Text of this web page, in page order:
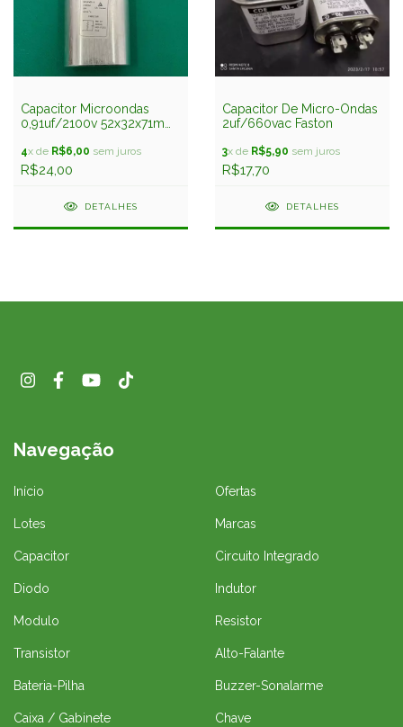
Capacitor Microondas
0,91uf/2100v 52x32x71mm
4x de R$6,00 sem juros
R$24,00
DETALHES
Capacitor De Micro-Ondas
2uf/660vac Faston
3x de R$5,90 sem juros
R$17,70
DETALHES
Navegação
Início Ofertas
Lotes Marcas
Capacitor Circuito Integrado
Diodo Indutor
Modulo Resistor
Transistor Alto-Falante
Bateria-Pilha Buzzer-Sonalarme
Caixa / Gabinete Chave